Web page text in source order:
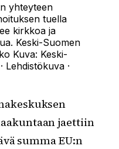
yhteyteen
tuella
kirkkoa ja
Keski-Suomen
Kuva: Keski-
· Lehdistökuva ·
jaettiin
summa EU:n